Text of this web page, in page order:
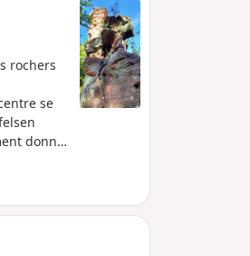
rochers
se
donné